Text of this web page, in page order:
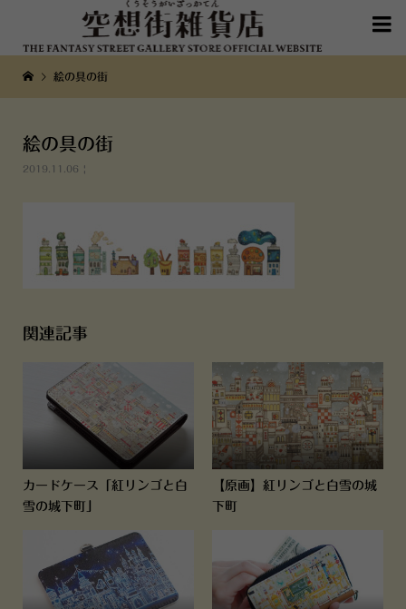

絵の具の街
絵の具の街
2019.11.06
関連記事
カードケース「紅リンゴと白
雪の城下町」
【原画】紅リンゴと白雪の城
下町